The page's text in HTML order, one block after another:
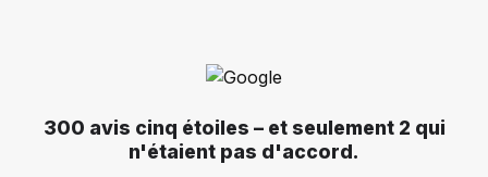
300 avis cinq étoiles – et seulement 2 qui
n'étaient pas d'accord.